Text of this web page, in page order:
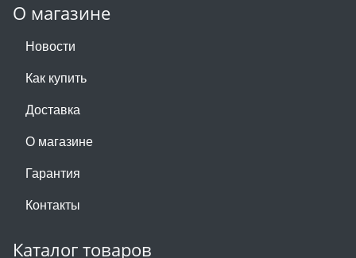
О магазине
Новости
Как купить
Доставка
О магазине
Гарантия
Контакты
Каталог товаров